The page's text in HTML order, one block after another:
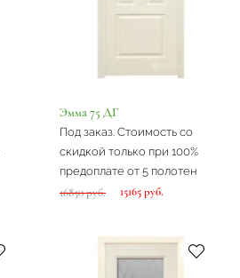
Эмма 75 ДГ
Под заказ. Стоимость со
скидкой только при 100%
предоплате от 5 полотен
16850 руб. 15165 руб.